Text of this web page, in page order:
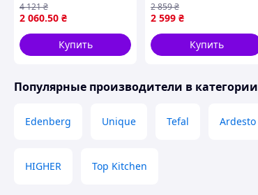
приготовления и
сервировки блюд
IDILIA Віола
2 060.50 ₴
4 121₴
Купить
и крышками Boyang
7043-8 Бежевый с
цветами
2 599 ₴
2 859₴
Купить
Популярные производители в категории
Edenberg Unique Tefal Ardesto
HIGHER Top Kitchen